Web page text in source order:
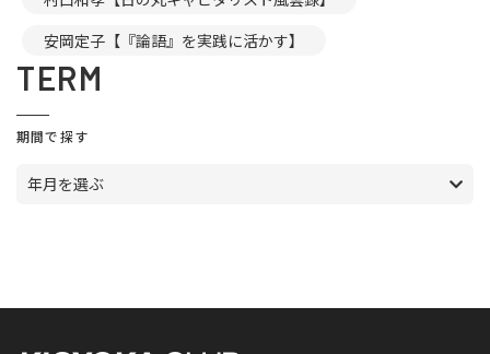
安岡定子【『論語』を実践に活かす】
TERM
期間で探す
年月を選ぶ